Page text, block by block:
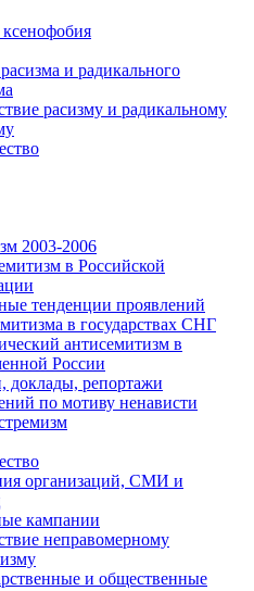
и радикального
расизму и радикальному
2003-2006
в Российской
тенденции проявлений
в государствах СНГ
антисемитизм в
России
доклады, репортажи
по мотиву ненависти
организаций, СМИ и
кампании
неправомерному
и общественные